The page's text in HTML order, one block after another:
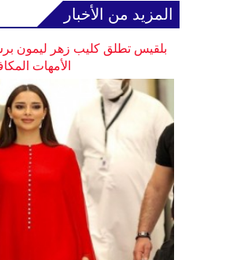
المزيد من الأخبار
بلقيس تطلق كليب زهر ليمون
الأمهات